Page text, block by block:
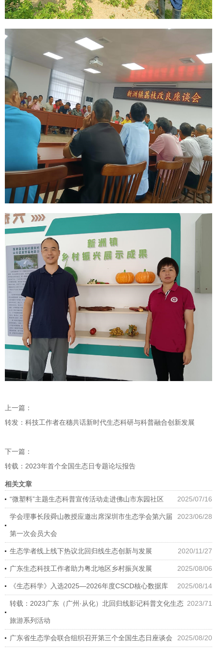
上一篇：
转发：科技工作者在穗共话新时代生态科研与科普融合创新发展
下一篇：
转载：2023年首个全国生态日专题论坛报告
相关文章
2025/07/16
“微塑料”主题生态科普宣传活动走进佛山市东园社区
2023/06/28
学会理事长段舜山教授应邀出席深圳市生态学会第六届
第一次会员大会
2020/11/27
生态学者线上线下热议北回归线生态创新与发展
2025/08/06
广东生态科技工作者助力粤北地区乡村振兴发展
2025/08/14
《生态科学》入选2025—2026年度CSCD核心数据库
2023/71
转载：2023广东（广州·从化）北回归线影记科普文化生态
旅游系列活动
2025/08/20
广东省生态学会联合组织召开第三个全国生态日座谈会